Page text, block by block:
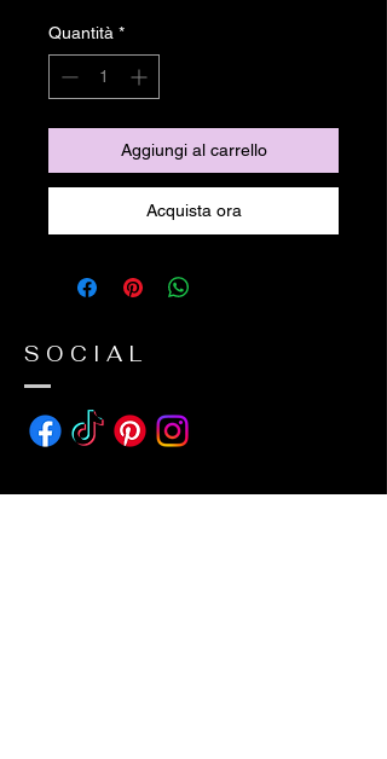
Quantità *
Aggiungi al carrello
Acquista ora
SOCIAL